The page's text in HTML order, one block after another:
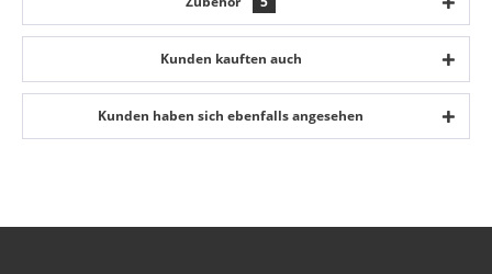
Kunden kauften auch
Kunden haben sich ebenfalls angesehen